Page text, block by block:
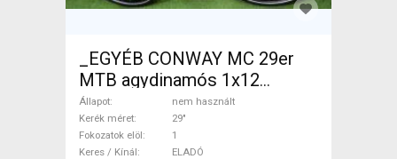
_EGYÉB CONWAY MC 29er
MTB agydinamós 1x12
Mountain Bike 29" elöl
teleszkópos nem használt
ELADÓ
Állapot
nem használt
Kerék méret
29"
Fokozatok elöl
1
Keres / Kínál
ELADÓ